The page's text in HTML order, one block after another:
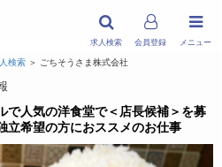
メニュー
求人検索 会員登録
検索 ＞ ごちそうさま株式会社
人気の洋食堂で＜店長候補＞を募
希望の方におススメのお仕事